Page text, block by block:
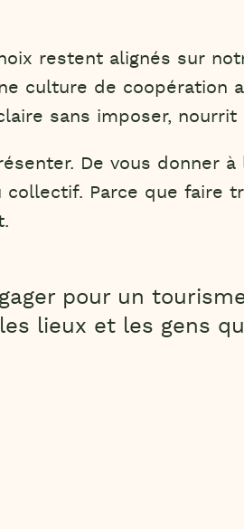
restent alignés sur
culture de coopération
sans imposer, nourrit
De vous donner
collectif. Parce que faire
pour un
lieux et les gens